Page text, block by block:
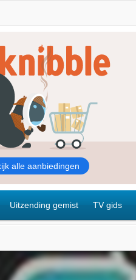
Uitzending gemist TV gids